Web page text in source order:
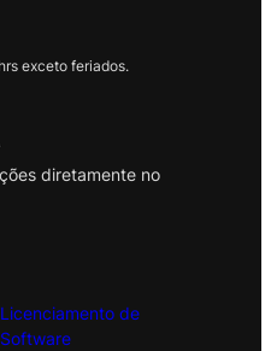
exceto feriados.
diretamente no
Licenciamento de
Software